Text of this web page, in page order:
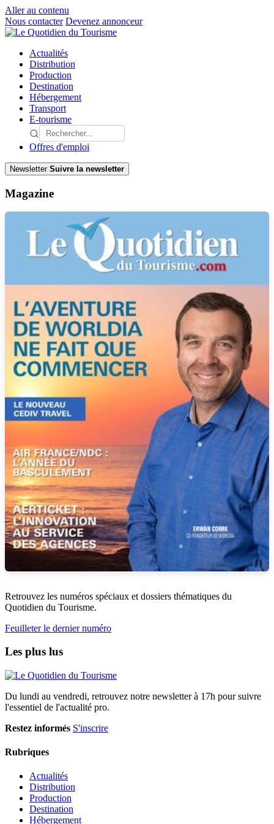
Aller au contenu
Nous contacter Devenez annonceur
Actualités
Distribution
Production
Destination
Hébergement
Transport
E-tourisme
Offres d'emploi
Newsletter Suivre la newsletter
Magazine
Retrouvez les numéros spéciaux et dossiers thématiques du
Quotidien du Tourisme.
Feuilleter le dernier numéro
Les plus lus
Du lundi au vendredi, retrouvez notre newsletter à 17h pour suivre
l'essentiel de l'actualité pro.
Restez informés S'inscrire
Rubriques
Actualités
Distribution
Production
Destination
Hébergement